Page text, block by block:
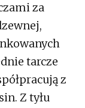
za
tarcze
z
Z tyłu